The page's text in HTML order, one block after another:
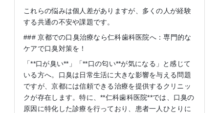
これらの悩みは個人差がありますが、多くの人が経験
する共通の不安や課題です。
### 京都での口臭治療なら仁科歯科医院へ：専門的な
ケアで口臭対策を！
「**口が臭い**」「**口の匂い**が気になる」と感じて
いる方へ。口臭は日常生活に大きな影響を与える問題
ですが、京都には信頼できる治療を提供するクリニッ
クが存在します。特に、**仁科歯科医院**では、口臭の
原因に特化した診療を行っており、患者一人ひとりに